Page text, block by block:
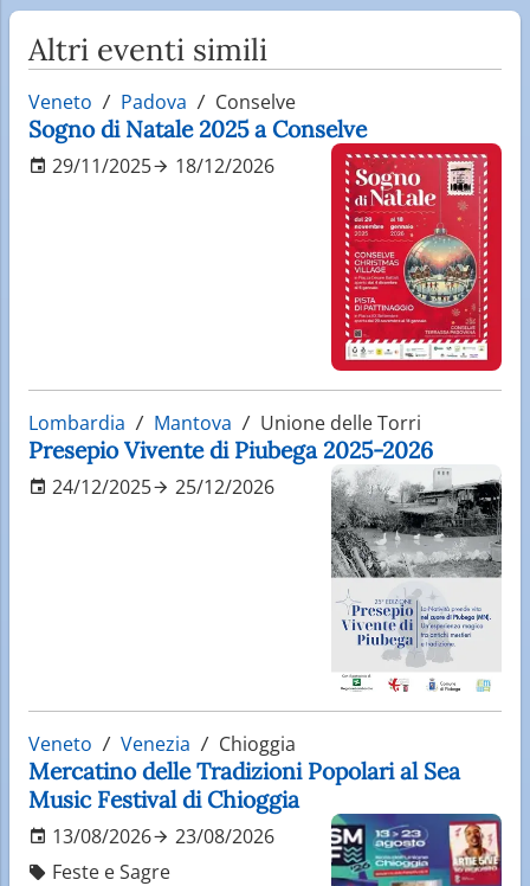
Altri eventi simili
Veneto Padova Conselve
Sogno di Natale 2025 a Conselve
29/11/2025 18/12/2026
Lombardia Mantova Unione delle Torri
Presepio Vivente di Piubega 2025-2026
24/12/2025 25/12/2026
Veneto Venezia Chioggia
Mercatino delle Tradizioni Popolari al Sea
Music Festival di Chioggia
13/08/2026
23/08/2026
Feste e Sagre